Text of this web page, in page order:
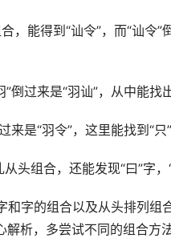
，能得到“讪令”，而“讪令
”倒过来是“羽讪”，从中能找
来是“羽令”，这里能找到“只
头组合，还能发现“曰”字
和字的组合以及从头排列
析，多尝试不同的组合方